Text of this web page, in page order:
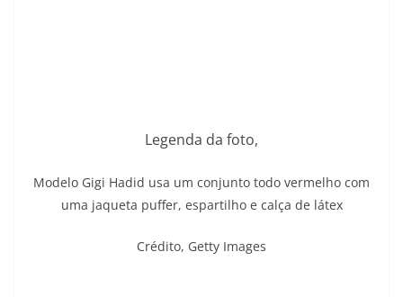
Legenda da foto,
Modelo Gigi Hadid usa um conjunto todo vermelho com
uma jaqueta puffer, espartilho e calça de látex
Crédito, Getty Images